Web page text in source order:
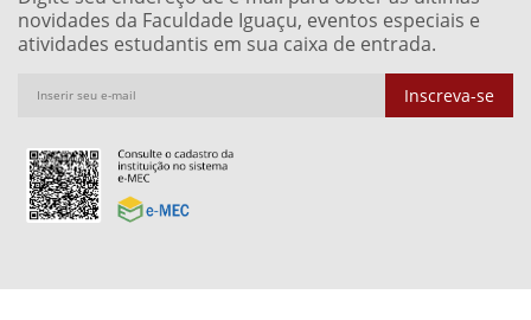
novidades da Faculdade Iguaçu, eventos especiais e
atividades estudantis em sua caixa de entrada.
Inscreva-se